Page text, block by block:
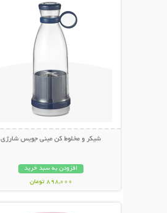
شیکر و مخلوط کن مینی جویس شارژی
افزودن به سبد خرید
898,000 تومان